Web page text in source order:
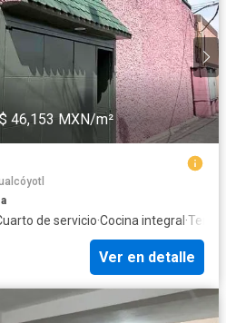
$ 46,153 MXN/m²
de servicio·Cocina integral ·
Ver en detalle